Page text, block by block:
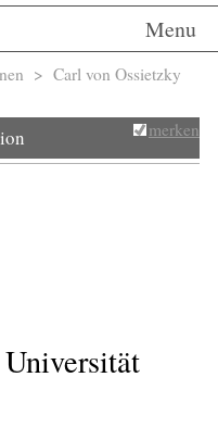
Menu
> Carl von Ossietzky
merken